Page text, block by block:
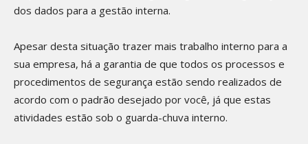
dos dados para a gestão interna.
Apesar desta situação trazer mais trabalho interno para a
sua empresa, há a garantia de que todos os processos e
procedimentos de segurança estão sendo realizados de
acordo com o padrão desejado por você, já que estas
atividades estão sob o guarda-chuva interno.